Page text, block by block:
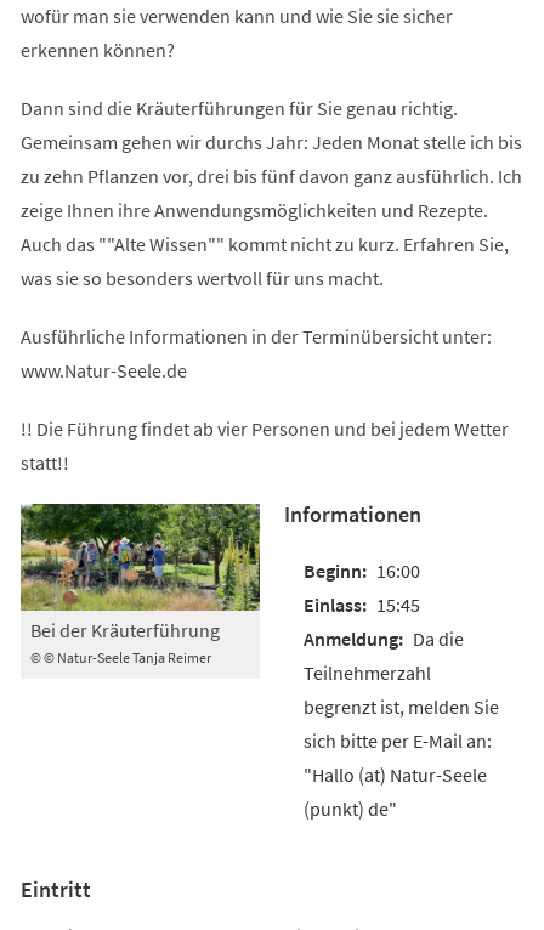
wofür man sie verwenden kann und wie Sie sie sicher
erkennen können?
Dann sind die Kräuterführungen für Sie genau richtig.
Gemeinsam gehen wir durchs Jahr: Jeden Monat stelle ich bis
zu zehn Pflanzen vor, drei bis fünf davon ganz ausführlich. Ich
zeige Ihnen ihre Anwendungsmöglichkeiten und Rezepte.
Auch das ""Alte Wissen"" kommt nicht zu kurz. Erfahren Sie,
was sie so besonders wertvoll für uns macht.
Ausführliche Informationen in der Terminübersicht unter:
www.Natur-Seele.de
!! Die Führung findet ab vier Personen und bei jedem Wetter
statt!!
© © Natur-Seele Tanja Reimer
Bei der Kräuterführung
Informationen
16:00
15:45
Da die
Teilnehmerzahl
begrenzt ist, melden Sie
sich bitte per E-Mail an:
"Hallo (at) Natur-Seele
(punkt) de"
Eintritt